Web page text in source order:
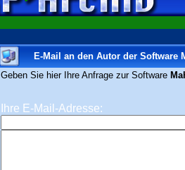
E-Mail an den Autor der Software
Geben Sie hier Ihre Anfrage zur Software
Ihre E-Mail-Adresse: